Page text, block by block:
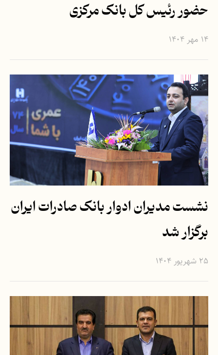
حضور رئیس کل بانک مرکزی
۱۴ مهر ۱۴۰۴
نشست مدیران ادوار بانک صادرات ایران
برگزار شد
۲۵ شهریور ۱۴۰۴